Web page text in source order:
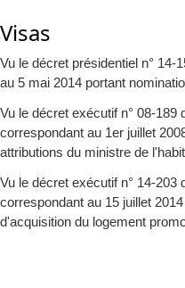
Visas
Vu le décret présidentiel n° 14-
au 5 mai 2014 portant
Vu le décret exécutif n° 08-189
correspondant au 1er juillet
attributions du ministre de
Vu le décret exécutif n° 14-203
correspondant au 15 juillet
d'acquisition du logement